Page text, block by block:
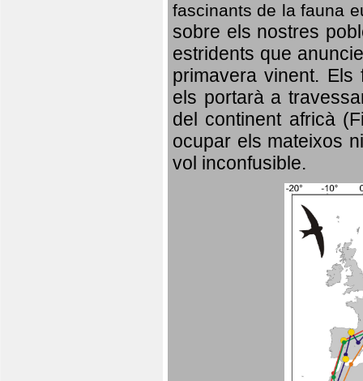
fascinants de la fauna
sobre els nostres
estridents que
primavera vinent. Els
els portarà a
del continent africà
ocupar els mateixos
vol inconfusible.